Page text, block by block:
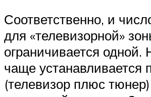
Соответственно, и
для «телевизорной»
ограничивается одной.
чаще устанавливается
(телевизор плюс